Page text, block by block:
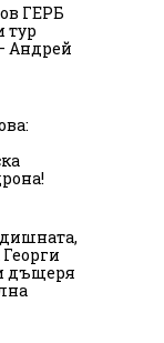
ГЕРБ
тур
Андрей
дъщеря